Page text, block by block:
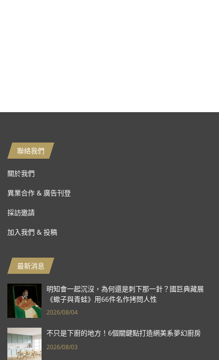
聯絡我們
關於我們
異業合作 & 廣告刊登
採訪邀請
加入我們 & 投稿
最新消息
明知會一起沉沒，為何還是刺下那一針？國巨典藏展
《蠍子與青蛙》用66件名作拷問人性
2026/08/04
不只是下廚的地方！6個關鍵點打造網美系夢幻廚房
2026/08/03